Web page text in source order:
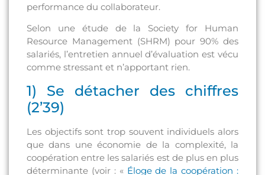
performance du collaborateur.
Selon une étude de la Society for Human
Resource Management (SHRM) pour 90% des
salariés, l’entretien annuel d’évaluation est vécu
comme stressant et n’apportant rien.
1) Se détacher des chiffres
(2’39)
Les objectifs sont trop souvent individuels alors
que dans une économie de la complexité, la
coopération entre les salariés est de plus en plus
déterminante (voir : « Éloge de la coopération :